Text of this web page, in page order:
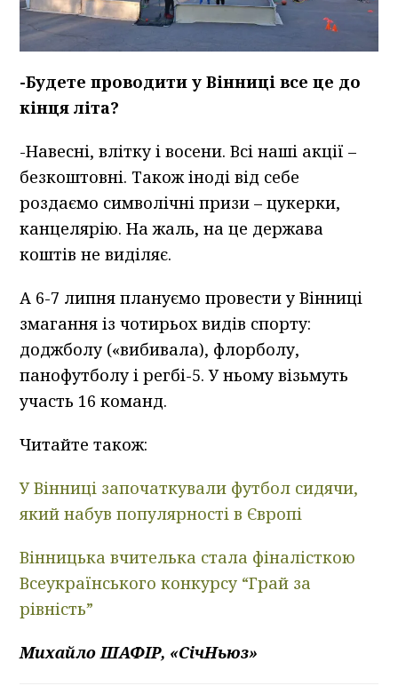
-Будете проводити у Вінниці все це до
кінця літа?
-Навесні, влітку і восени. Всі наші акції –
безкоштовні. Також іноді від себе
роздаємо символічні призи – цукерки,
канцелярію. На жаль, на це держава
коштів не виділяє.
А 6-7 липня плануємо провести у Вінниці
змагання із чотирьох видів спорту:
доджболу («вибивала), флорболу,
панофутболу і регбі-5. У ньому візьмуть
участь 16 команд.
Читайте також:
У Вінниці започаткували футбол сидячи,
який набув популярності в Європі
Вінницька вчителька стала фіналісткою
Всеукраїнського конкурсу “Грай за
рівність”
Михайло ШАФІР, «СічНьюз»